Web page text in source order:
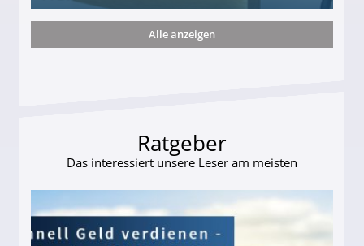
und wie viel?
Alle anzeigen
Ratgeber
Das interessiert unsere Leser am meisten